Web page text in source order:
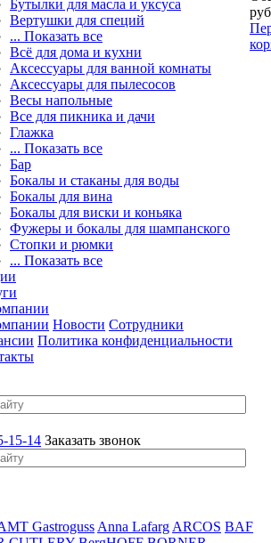
Бутылки для масла и уксуса
Вертушки для специй
... Показать все
Всё для дома и кухни
Аксессуары для ванной комнаты
Аксессуары для пылесосов
Весы напольные
Все для пикника и дачи
Глажка
... Показать все
Бар
Бокалы и стаканы для воды
Бокалы для вина
Бокалы для виски и коньяка
Фужеры и бокалы для шампанского
Стопки и рюмки
... Показать все
Новости Сотрудники
Политика конфиденциальности
15-14 Заказать звонок
Gastroguss Anna Lafarg ARCOS BAF